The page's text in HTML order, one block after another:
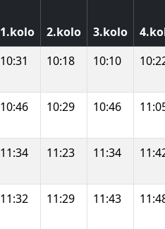
1.kolo 2.kolo 3.kolo
10:31 10:18 10:10
10:46 10:29 10:46
11:34 11:23 11:34
11:32 11:29 11:43